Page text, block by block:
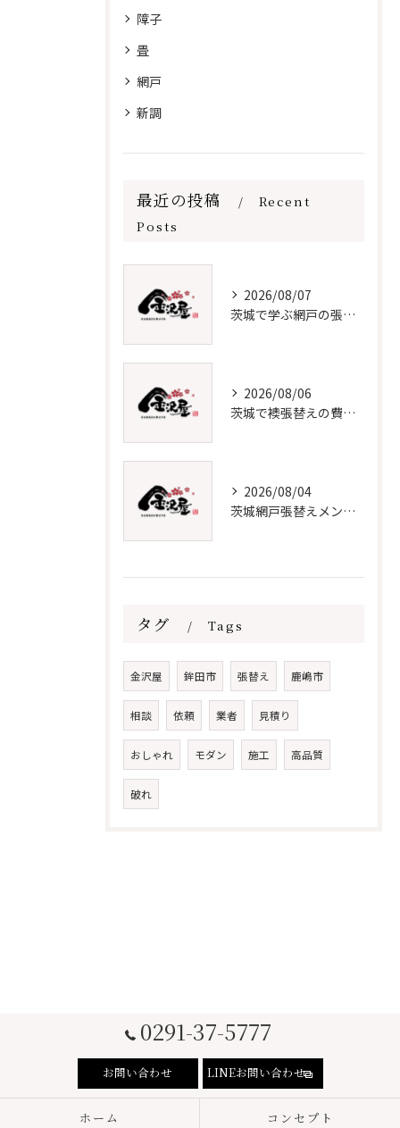
障子
畳
網戸
新調
最近の投稿
Recent
Posts
2026/08/07
茨城で学ぶ網戸の張替えと保守法
2026/08/06
茨城で襖張替えの費用と時期を解説
2026/08/04
茨城網戸張替えメンテナンス必須知識
タグ Tags
金沢屋 鉾田市 張替え 鹿嶋市
相談 依頼 業者 見積り
おしゃれ モダン 施工 高品質
破れ
0291-37-5777
お問い合わせ LINEお問い合わせ
ホーム コンセプト